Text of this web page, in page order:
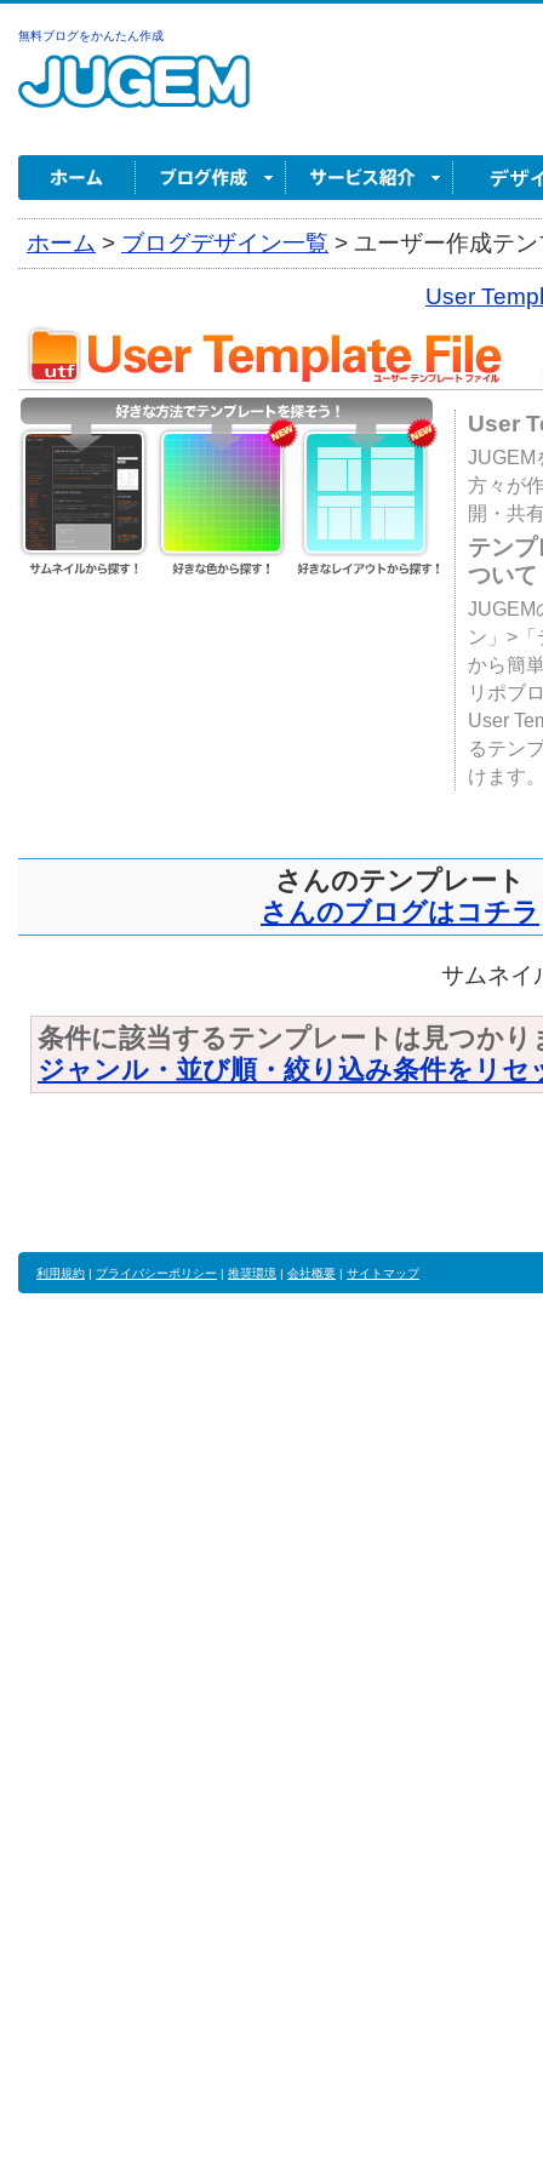
無料ブログをかんたん作成
ホーム > ブログデザイン一覧 > ユーザー作成テ
User
User
JUGEM
方々が
開・共
テン
ついて
JUGEM
ン」>
から簡
リポブ
User
るテン
けます
さんのテンプレート
さんのブログはコチラ
サムネイ
条件に該当するテンプレートは見つかり
ジャンル・並び順・絞り込み条件をリセ
利用規約 | プライバシーポリシー | 推奨環境 | 会社概要 | サイトマップ